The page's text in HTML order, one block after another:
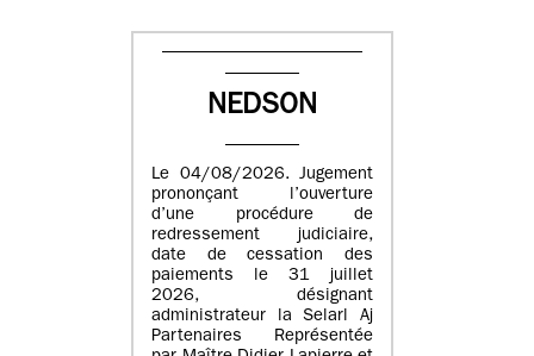
NEDSON
Le 04/08/2026. Jugement
prononçant l’ouverture
d’une procédure de
redressement judiciaire,
date de cessation des
paiements le 31 juillet
2026, désignant
administrateur la Selarl Aj
Partenaires Représentée